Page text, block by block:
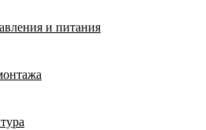
и питания